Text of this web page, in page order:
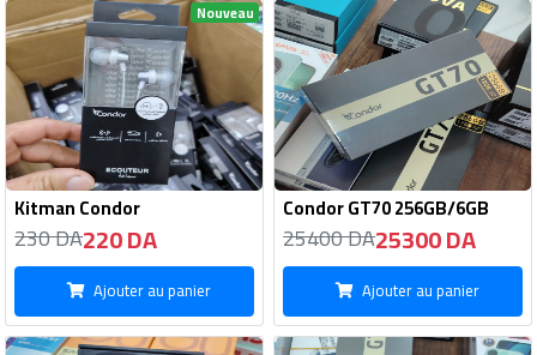
Nouveau
Kitman Condor
230 DA220 DA
Ajouter au panier
Condor GT70 256GB/6GB
25400 DA25300 DA
Ajouter au panier